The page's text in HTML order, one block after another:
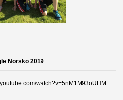
Norsko 2019
watch?v=5nM1M93oUHM